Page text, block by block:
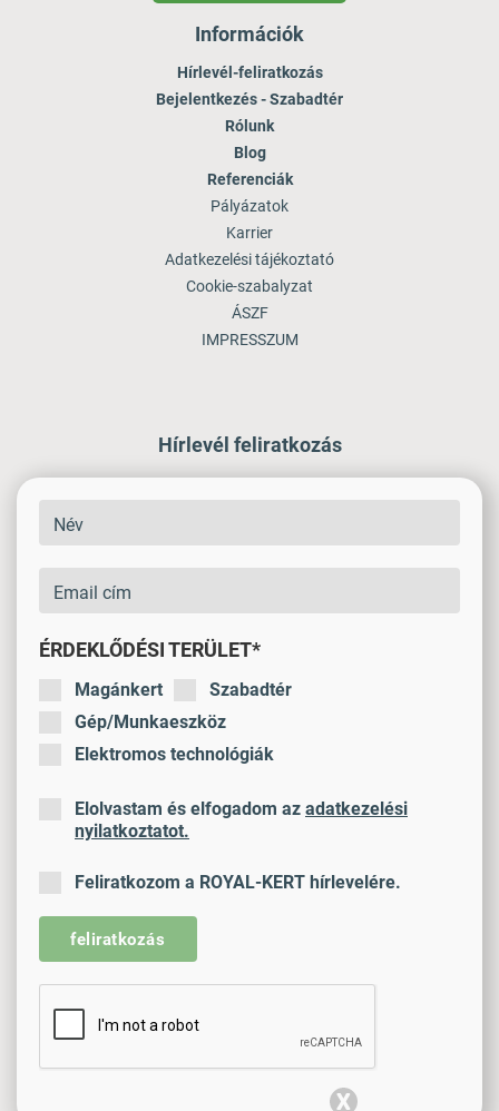
Információk
Hírlevél-feliratkozás
Bejelentkezés - Szabadtér
Rólunk
Blog
Referenciák
Pályázatok
Karrier
Adatkezelési tájékoztató
Cookie-szabalyzat
ÁSZF
IMPRESSZUM
Hírlevél feliratkozás
ÉRDEKLŐDÉSI TERÜLET*
Magánkert
Szabadtér
Gép/Munkaeszköz
Elektromos technológiák
Elolvastam és elfogadom az adatkezelési
nyilatkoztatot.
Feliratkozom a ROYAL-KERT hírlevelére.
feliratkozás
X